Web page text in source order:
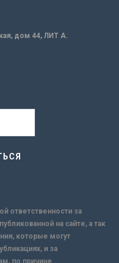
дом 44, ЛИТ А.
ответственности за
на сайте, а так
которые могут
и за
по причине